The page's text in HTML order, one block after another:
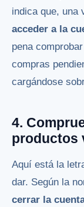
indica que, una
acceder a la
pena
compras
cargándose
4.
productos
Aquí está la
dar. Según la
cerrar la